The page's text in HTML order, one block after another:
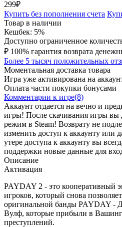
299₽
Купить без пополнения счета
Товар в наличии
Кешбек: 5%
Доступно ограниченное
₽ 100% гарантия возврата
Более 5 тысяч положительных
Моментальная доставка товара
Игра уже активирована на
Оплата части покупки бонусами
Комментарии к игре(8)
Аккаунт отдается на вечно и
игры! После скачивания игры
режим в Steam! Возврату не
изменить доступ к аккаунту или
утере доступа к аккаунту вы
поддержки новые данные для
Описание
Активация
PAYDAY 2 - это кооперативный
игроков, который снова
оригинальной банды PAYDAY -
Вулф, которые прибыли в
преступлений.